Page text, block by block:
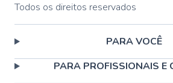
Todos os direitos reservados
PARA VOCÊ
PARA PROFISSIONAIS E